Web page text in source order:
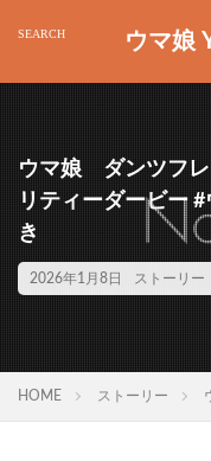
ウマ娘
ウマ娘 ダンツフ
リティーダービー
き
2026年1月8日 ストーリー
HOME ストーリー